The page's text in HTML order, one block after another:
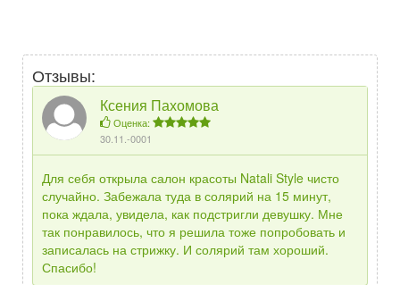
Отзывы:
Ксения Пахомова
Оценка:
30.11.-0001
Для себя открыла салон красоты Natali Style чисто
случайно. Забежала туда в солярий на 15 минут,
пока ждала, увидела, как подстригли девушку. Мне
так понравилось, что я решила тоже попробовать и
записалась на стрижку. И солярий там хороший.
Спасибо!